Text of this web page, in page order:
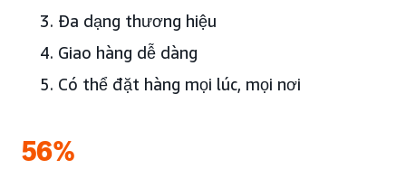
Đa dạng thương hiệu
Giao hàng dễ dàng
Có thể đặt hàng mọi lúc, mọi nơi
56%